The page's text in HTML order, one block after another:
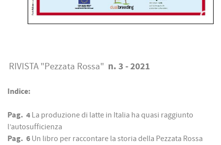
RIVISTA "Pezzata Rossa" n. 3 - 2021
Indice:
Pag. 4 La produzione di latte in Italia ha quasi raggiunto
l’autosufficienza
Pag. 6 Un libro per raccontare la storia della Pezzata Rossa